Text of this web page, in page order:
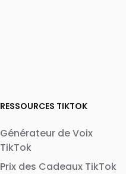
RESSOURCES TIKTOK
Générateur de Voix
TikTok
Prix des Cadeaux TikTok